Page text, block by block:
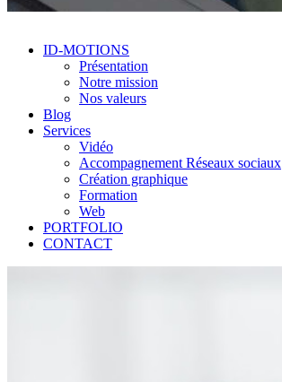
ID-MOTIONS
Présentation
Notre mission
Nos valeurs
Blog
Services
Vidéo
Accompagnement Réseaux sociaux
Création graphique
Formation
Web
PORTFOLIO
CONTACT